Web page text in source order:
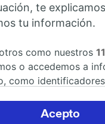
Ancona en
un billete de vuelta
autobuses de
te
tu información.
como nuestros
o accedemos a
como
o administrar tus
Acepto